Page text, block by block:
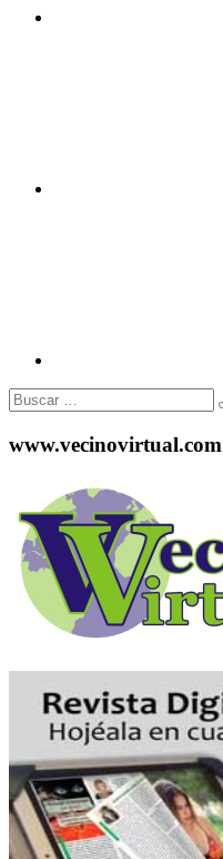
Buscar:
www.vecinovirtual.com